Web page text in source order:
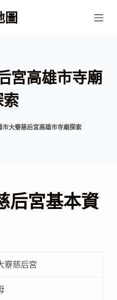
圖
宮高雄市寺廟
索
市大竂慈后宮高雄市寺廟探索
后宮基本資
竂慈后宮